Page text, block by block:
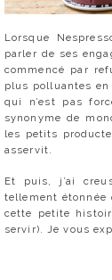
Lorsque
parler de ses
commencé par
plus polluantes
qui n’est pas
synonyme de
les petits
asservit.
Et puis, j’ai
tellement étonnée
cette petite
servir). Je vous